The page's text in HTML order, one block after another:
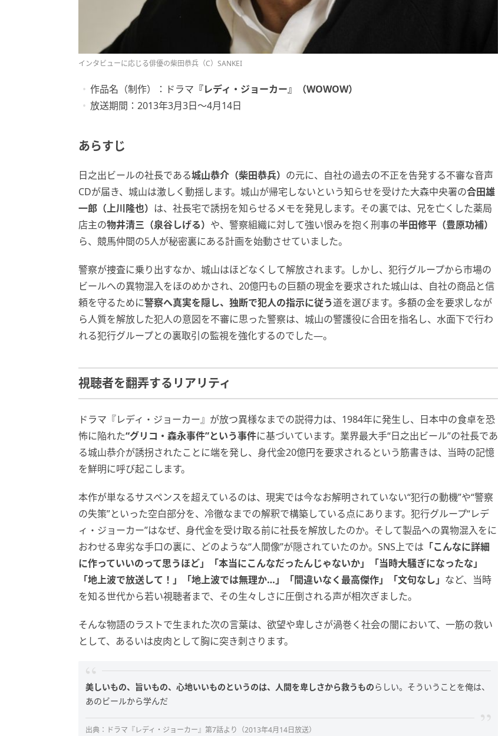
インタビューに応じる俳優の柴田恭兵（C）SANKEI
作品名（制作）：ドラマ 『レディ・ジョーカー』（WOWOW）
放送期間：2013年3月3日〜4月14日
あらすじ
日之出ビールの社長である城山恭介（柴田恭兵） の元に、自社の過去の不正を告発する不審な音声
CDが届き、城山は激しく動揺します。城山が帰宅しないという知らせを受けた大森中央署の合田雄
一郎（上川隆也） は、社長宅で誘拐を知らせるメモを発見します。その裏では、兄を亡くした薬局
店主の物井清三（泉谷しげる） や、警察組織に対して強い恨みを抱く刑事の半田修平（豊原功補）
ら、競馬仲間の5人が秘密裏にある計画を始動させていました。
警察が捜査に乗り出すなか、城山はほどなくして解放されます。しかし、犯行グループから市場の
ビールへの異物混入をほのめかされ、20億円もの巨額の現金を要求された城山は、自社の商品と信
頼を守るために警察へ真実を隠し、独断で犯人の指示に従う道を選びます。多額の金を要求しなが
ら人質を解放した犯人の意図を不審に思った警察は、城山の警護役に合田を指名し、水面下で行わ
れる犯行グループとの裏取引の監視を強化するのでした―。
視聴者を翻弄するリアリティ
ドラマ『レディ・ジョーカー』が放つ異様なまでの説得力は、1984年に発生し、日本中の食卓を恐
怖に陥れた“グリコ・森永事件”という事件に基づいています。業界最大手“日之出ビール”の社長であ
る城山恭介が誘拐されたことに端を発し、身代金20億円を要求されるという筋書きは、当時の記憶
を鮮明に呼び起こします。
本作が単なるサスペンスを超えているのは、現実では今なお解明されていない“犯行の動機”や“警察
の失策”といった空白部分を、冷徹なまでの解釈で構築している点にあります。犯行グループ“レデ
ィ・ジョーカー”はなぜ、身代金を受け取る前に社長を解放したのか。そして製品への異物混入をに
おわせる卑劣な手口の裏に、どのような“人間像”が隠されていたのか。SNS上では 「こんなに詳細
に作っていいのって思うほど」「本当にこんなだったんじゃないか」「当時大騒ぎになったな」
「地上波で放送して！」「地上波では無理か…」「間違いなく最高傑作」「文句なし」 など、当時
を知る世代から若い視聴者まで、その生々しさに圧倒される声が相次ぎました。
そんな物語のラストで生まれた次の言葉は、欲望や卑しさが渦巻く社会の闇において、一筋の救い
として、あるいは皮肉として胸に突き刺さります。
美しいもの、旨いもの、心地いいものというのは、人間を卑しさから救うものらしい。そういうことを俺は、
あのビールから学んだ
出典：ドラマ『レディ・ジョーカー』第7話より（2013年4月14日放送）